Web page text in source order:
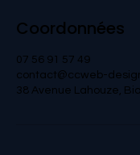
Coordonnées
07 56 91 57 49
contact@ccweb-
38 Avenue Lahouze,